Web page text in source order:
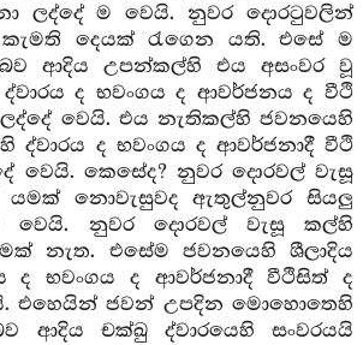
ලද්දේ ම වෙයි. නුවර දොරටුවලින්
දෙයක් රැගෙන යති. එසේ ම
ආදිය උපන්කල්හි එය අසංවර වූ
ද භවංගය ද ආවර්ජනය ද වීථි
වෙයි. එය නැතිකල්හි ජවනයෙහි
ද්වාරය ද භවංගය ද ආවර්ජනාදී වීථි
වෙයි. කෙසේද? නුවර දොරවල් වැසූ
නොවැසුවද ඇතුල්නුවර සියලු
වෙයි. නුවර දොරවල් වැසූ කල්හි
නැත. එසේම ජවනයෙහි ශීලාදිය
ද භවංගය ද ආවර්ජනාදී වීථිසිත් ද
එහෙයින් ජවන් උපදින මොහොතෙහි
ආදිය චක්ඛු ද්වාරයෙහි සංවරයයි